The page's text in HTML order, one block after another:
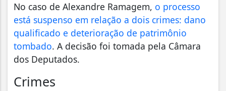
No caso de Alexandre Ramagem, o processo
está suspenso em relação a dois crimes: dano
qualificado e deterioração de patrimônio
tombado. A decisão foi tomada pela Câmara
dos Deputados.
Crimes